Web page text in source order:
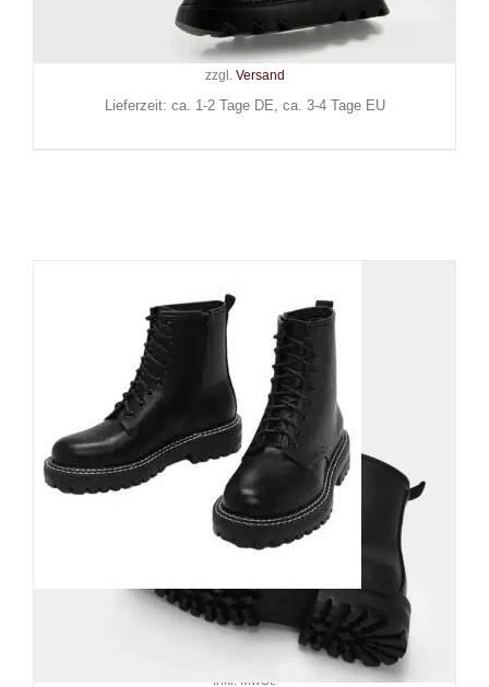
119,90
Inkl. MwSt.
zzgl. Versand
Lieferzeit: ca. 1-2 Tage DE, ca. 3-4 Tage EU
Elegant Shoes Stiefel Kalany
Inkl. MwSt.